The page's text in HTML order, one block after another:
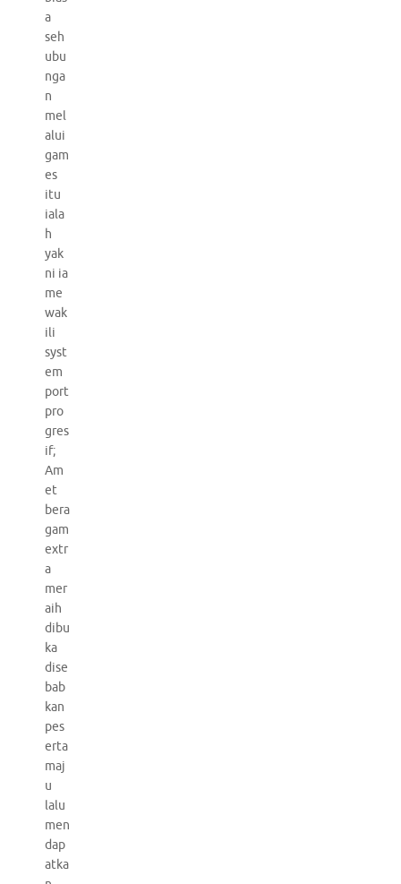
a
seh
ubu
nga
n
mel
alui
gam
es
itu
iala
h
yak
ni ia
me
wak
ili
syst
em
port
pro
gres
if;
Am
et
bera
gam
extr
a
mer
aih
dibu
ka
dise
bab
kan
pes
erta
maj
u
lalu
men
dap
atka